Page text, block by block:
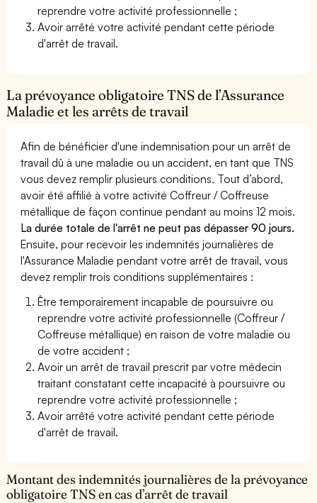
reprendre votre activité professionnelle ;
Avoir arrêté votre activité pendant cette période
d'arrêt de travail.
La prévoyance obligatoire TNS de l’Assurance
Maladie et les arrêts de travail
Afin de bénéficier d'une indemnisation pour un arrêt de
travail dû à une maladie ou un accident, en tant que TNS
vous devez remplir plusieurs conditions. Tout d’abord,
avoir été affilié à votre activité Coffreur / Coffreuse
métallique de façon continue pendant au moins 12 mois.
La durée totale de l'arrêt ne peut pas dépasser 90 jours.
Ensuite, pour recevoir les indemnités journalières de
l'Assurance Maladie pendant votre arrêt de travail, vous
devez remplir trois conditions supplémentaires :
Être temporairement incapable de poursuivre ou
reprendre votre activité professionnelle (Coffreur /
Coffreuse métallique) en raison de votre maladie ou
de votre accident ;
Avoir un arrêt de travail prescrit par votre médecin
traitant constatant cette incapacité à poursuivre ou
reprendre votre activité professionnelle ;
Avoir arrêté votre activité pendant cette période
d'arrêt de travail.
Montant des indemnités journalières de la prévoyance
obligatoire TNS en cas d’arrêt de travail